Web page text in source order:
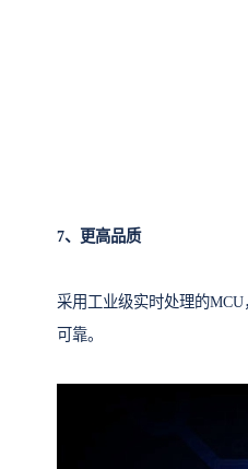
7、更高品质
采用工业级实时处理的
可靠。